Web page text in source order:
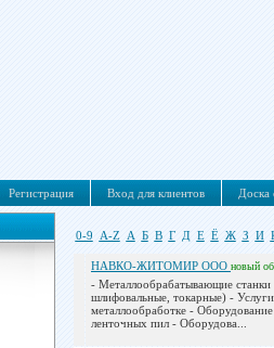
Регистрация Вход для клиентов Доска
0-9 A-Z А Б В Г Д Е Ё Ж З И
НАВКО-ЖИТОМИР ООО новый
- Металлообрабатывающие станки
шлифовальные, токарные) -
металлообработке - Оборудование
ленточных пил - Оборудова...